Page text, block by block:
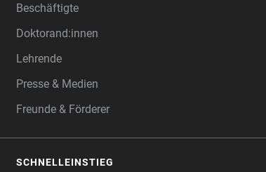
Beschäftigte
Doktorand:innen
Lehrende
Presse & Medien
Freunde & Förderer
SCHNELLEINSTIEG